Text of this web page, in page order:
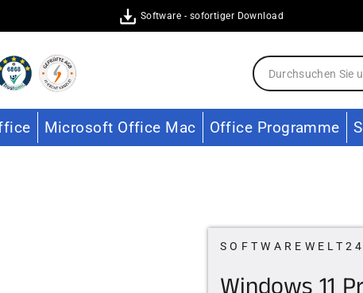
Software - sofortiger Download
Microsoft Office Mac Office Programme
SOFTWAREWELT24